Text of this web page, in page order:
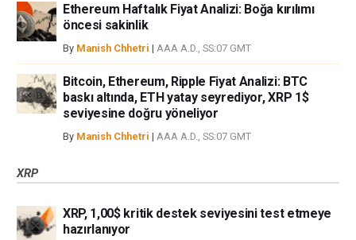
Ethereum Haftalık Fiyat Analizi: Boğa kırılımı
öncesi sakinlik
By Manish Chhetri | AAA A.D., SS:07 GMT
Bitcoin, Ethereum, Ripple Fiyat Analizi: BTC
baskı altında, ETH yatay seyrediyor, XRP 1$
seviyesine doğru yöneliyor
By Manish Chhetri | AAA A.D., SS:07 GMT
XRP
XRP, 1,00$ kritik destek seviyesini test etmeye
hazırlanıyor